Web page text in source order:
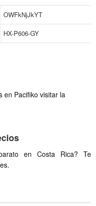
OWFkNjJkYT
HX-P606-GY
en Pacifiko visitar la
en Costa Rica? Te